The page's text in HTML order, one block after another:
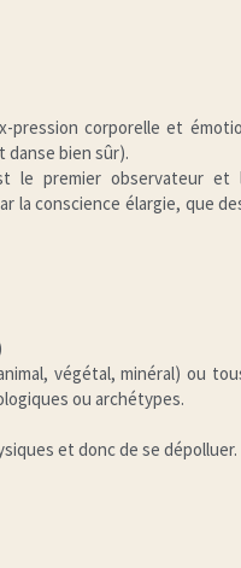
pression corporelle et
danse bien sûr).
le premier observateur et
la conscience élargie, que
végétal, minéral) ou
ou archétypes.
et donc de se dépolluer.